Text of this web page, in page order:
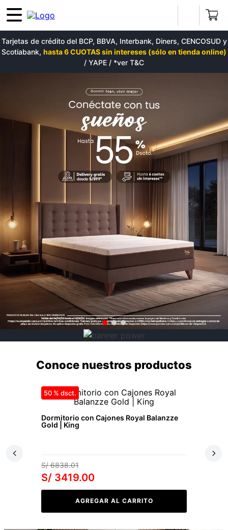
Tarjetas de crédito del BCP, BBVA, Interbank, Diners, CENCOSUD y
Scotiabank, hasta 6 CUOTAS sin intereses (sólo en tienda online)
/ YAPE / *ver T&C
Conoce nuestros productos
50 %
Dormitorio con Cajones Royal Balanzze
Gold | King
S/ 6838.01
S/ 3419.00
AGREGAR AL CARRITO